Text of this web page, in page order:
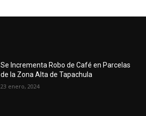
Se Incrementa Robo de Café en Parcelas
de la Zona Alta de Tapachula
23 enero, 2024